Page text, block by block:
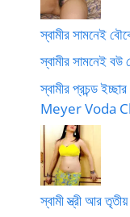
স্বামীর সামনেই
স্বামীর সামনেই
স্বামীর প্রচন্ড
Meyer Voda
স্বামী স্ত্রী আর